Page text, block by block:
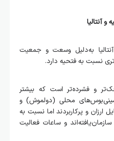
آنتالیا
به‌دلیل وسعت و جمعیت
نسبت به فتحیه دارد.
و فشرده‌تر است که بیشتر
محلی (دولموش) و
و پرکاربردند اما نسبت به
و ساعات فعالیت